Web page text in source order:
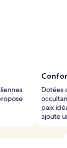
Dotées
paix
ajoute